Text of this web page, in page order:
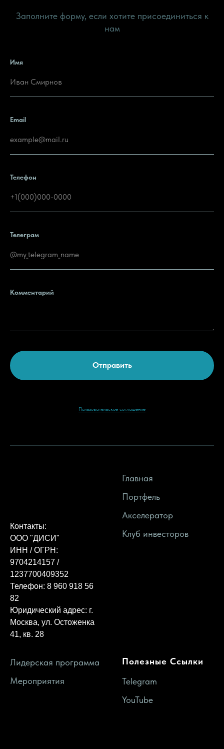
Заполните форму, если хотите присоединиться к
нам
Имя
Email
Телефон
Телеграм
Комментарий
Отправить
Пользовательское соглашение
Контакты:
ООО "ДИСИ"
ИНН / ОГРН:
9704214157 /
1237700409352
Телефон: 8 960 918 56
82
Юридический адрес: г.
Москва, ул. Остоженка
41, кв. 28
Главная
Портфель
Акселератор
Клуб инвесторов
Лидерская программа
Мероприятия
Полезные Ссылки
Telegram
YouTube